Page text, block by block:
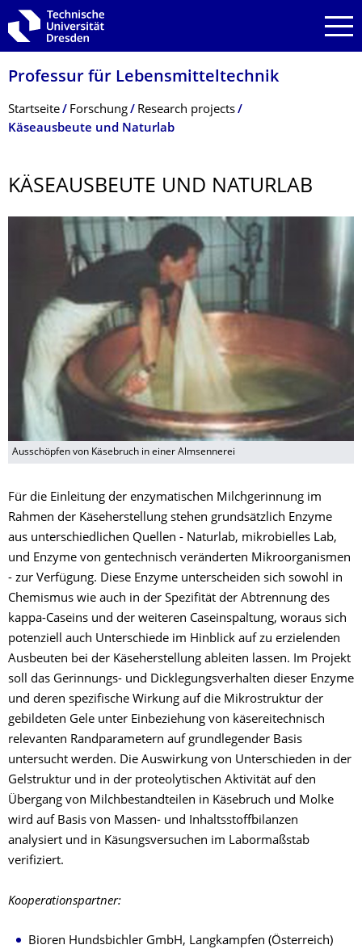
Zur Hauptnavigation springen
Zur Suche springen
Zum Inhalt springen
Professur für Lebensmitteltech­nik
Breadcrumb-Menü
Startseite Forschung
Research projects
Käseausbeute und Naturlab
KÄSEAUSBEUTE UND NATURLAB
Ausschöpfen von Käsebruch in einer Almsennerei
Für die Einleitung der enzymatischen Milchgerinnung im
Rahmen der Käseherstellung stehen grundsätzlich Enzyme
aus unterschiedlichen Quellen - Naturlab, mikrobielles Lab,
und Enzyme von gentechnisch veränderten Mikroorganismen
- zur Verfügung. Diese Enzyme unterscheiden sich sowohl in
Chemismus wie auch in der Spezifität der Abtrennung des
kappa-Caseins und der weiteren Caseinspaltung, woraus sich
potenziell auch Unterschiede im Hinblick auf zu erzielenden
Ausbeuten bei der Käseherstellung ableiten lassen. Im Projekt
soll das Gerinnungs- und Dicklegungsverhalten dieser Enzyme
und deren spezifische Wirkung auf die Mikrostruktur der
gebildeten Gele unter Einbeziehung von käsereitechnisch
relevanten Randparametern auf grundlegender Basis
untersucht werden. Die Auswirkung von Unterschieden in der
Gelstruktur und in der proteolytischen Aktivität auf den
Übergang von Milchbestandteilen in Käsebruch und Molke
wird auf Basis von Massen- und Inhaltsstoffbilanzen
analysiert und in Käsungsversuchen im Labormaßstab
verifiziert.
Kooperationspartner:
Bioren Hundsbichler GmbH, Langkampfen (Österreich)